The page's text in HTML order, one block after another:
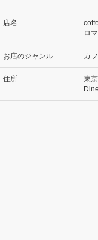
店名
ロ
お店のジャンル カ
住所
東